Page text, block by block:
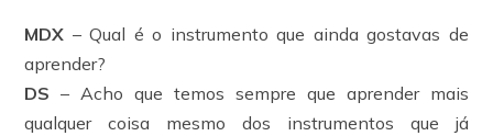
MDX – Qual é o instrumento que ainda gostavas de
aprender?
DS – Acho que temos sempre que aprender mais
qualquer coisa mesmo dos instrumentos que já